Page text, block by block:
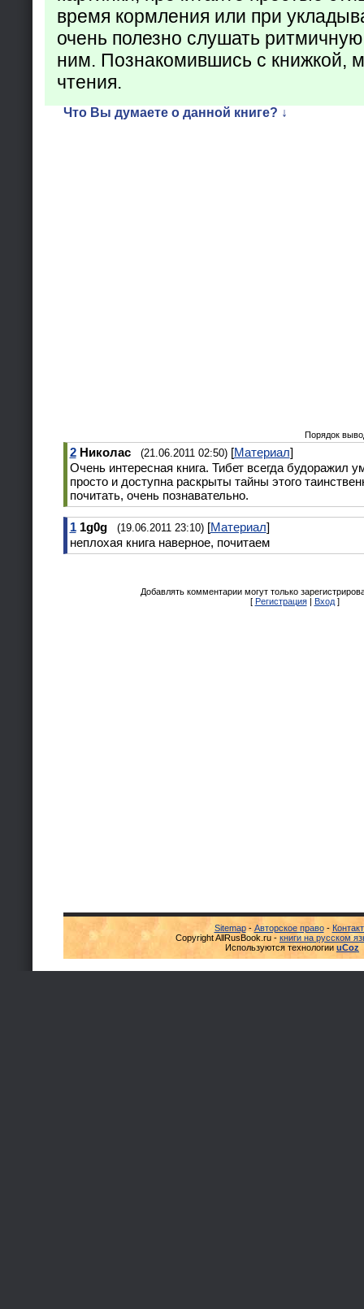
время кормления или при
очень полезно слушать
ним. Познакомившись с книжкой,
чтения.
Что Вы думаете о данной книге? ↓
Порядок
2 Николас (21.06.2011 02:50)[Материал]
Очень интересная книга. Тибет всегда будоражил
просто и доступна раскрыты тайны этого
почитать, очень познавательно.
1 1g0g (19.06.2011 23:10)[Материал]
неплохая книга наверное, почитаем
Добавлять комментарии могут только
[ Регистрация| Вход]
Sitemap- Авторское право-
Copyright AllRusBook.ru - книги на русском
Используются технологии uCoz